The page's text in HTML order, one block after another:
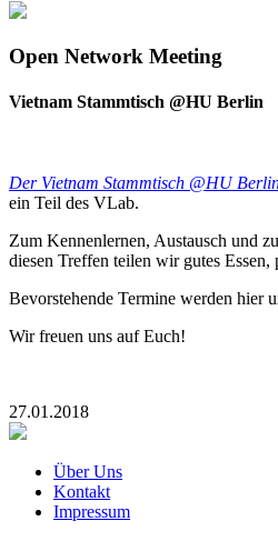
Open Network Meeting
Vietnam Stammtisch @HU Berlin
Der Vietnam Stammtisch @HU
ein Teil des VLab.
Zum Kennenlernen, Austausch und
diesen Treffen teilen wir gutes
Bevorstehende Termine werden hier
Wir freuen uns auf Euch!
27.01.2018
Über Uns
Kontakt
Impressum